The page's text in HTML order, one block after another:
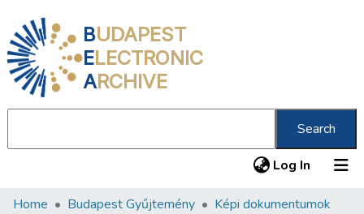
BUDAPEST
ELECTRONIC
ARCHIVE
Search
Log In (current)
Communities & Collections
Home Budapest Gyűjtemény
Képi dokumentumok